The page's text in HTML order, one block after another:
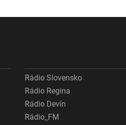
Rádio Slovensko
Rádio Regina
Rádio Devín
Rádio_FM